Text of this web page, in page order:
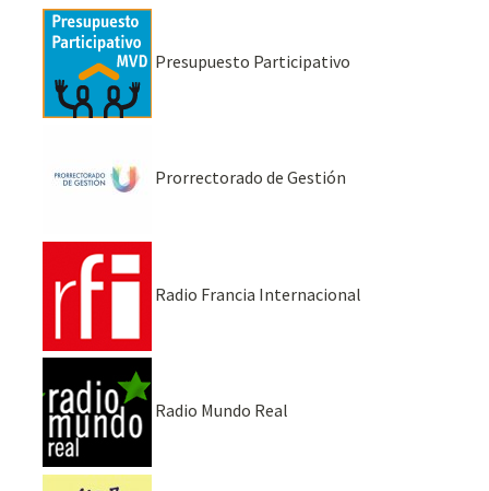
Presupuesto Participativo
Prorrectorado de Gestión
Radio Francia Internacional
Radio Mundo Real